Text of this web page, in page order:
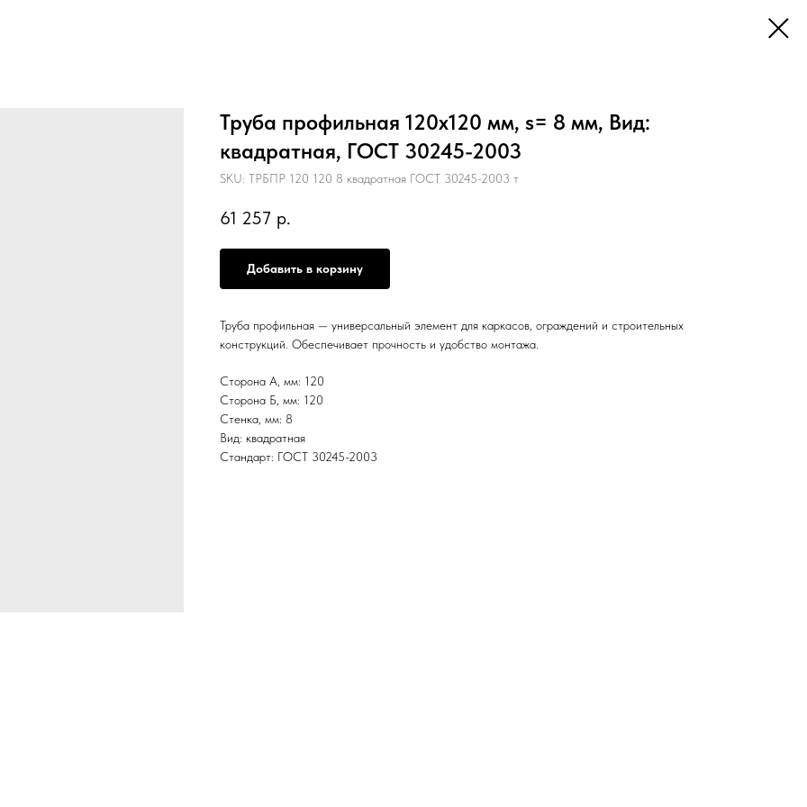
Труба профильная 120х120 мм, s= 8 мм, Вид:
квадратная, ГОСТ 30245-2003
SKU: ТРБПР 120 120 8 квадратная ГОСТ 30245-2003 т
61 257 р.
Добавить в корзину
Труба профильная — универсальный элемент для каркасов, ограждений и строительных
конструкций. Обеспечивает прочность и удобство монтажа.
Сторона А, мм: 120
Сторона Б, мм: 120
Стенка, мм: 8
Вид: квадратная
Стандарт: ГОСТ 30245-2003